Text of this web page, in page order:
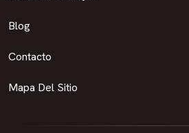
Blog
Contacto
Mapa Del Sitio